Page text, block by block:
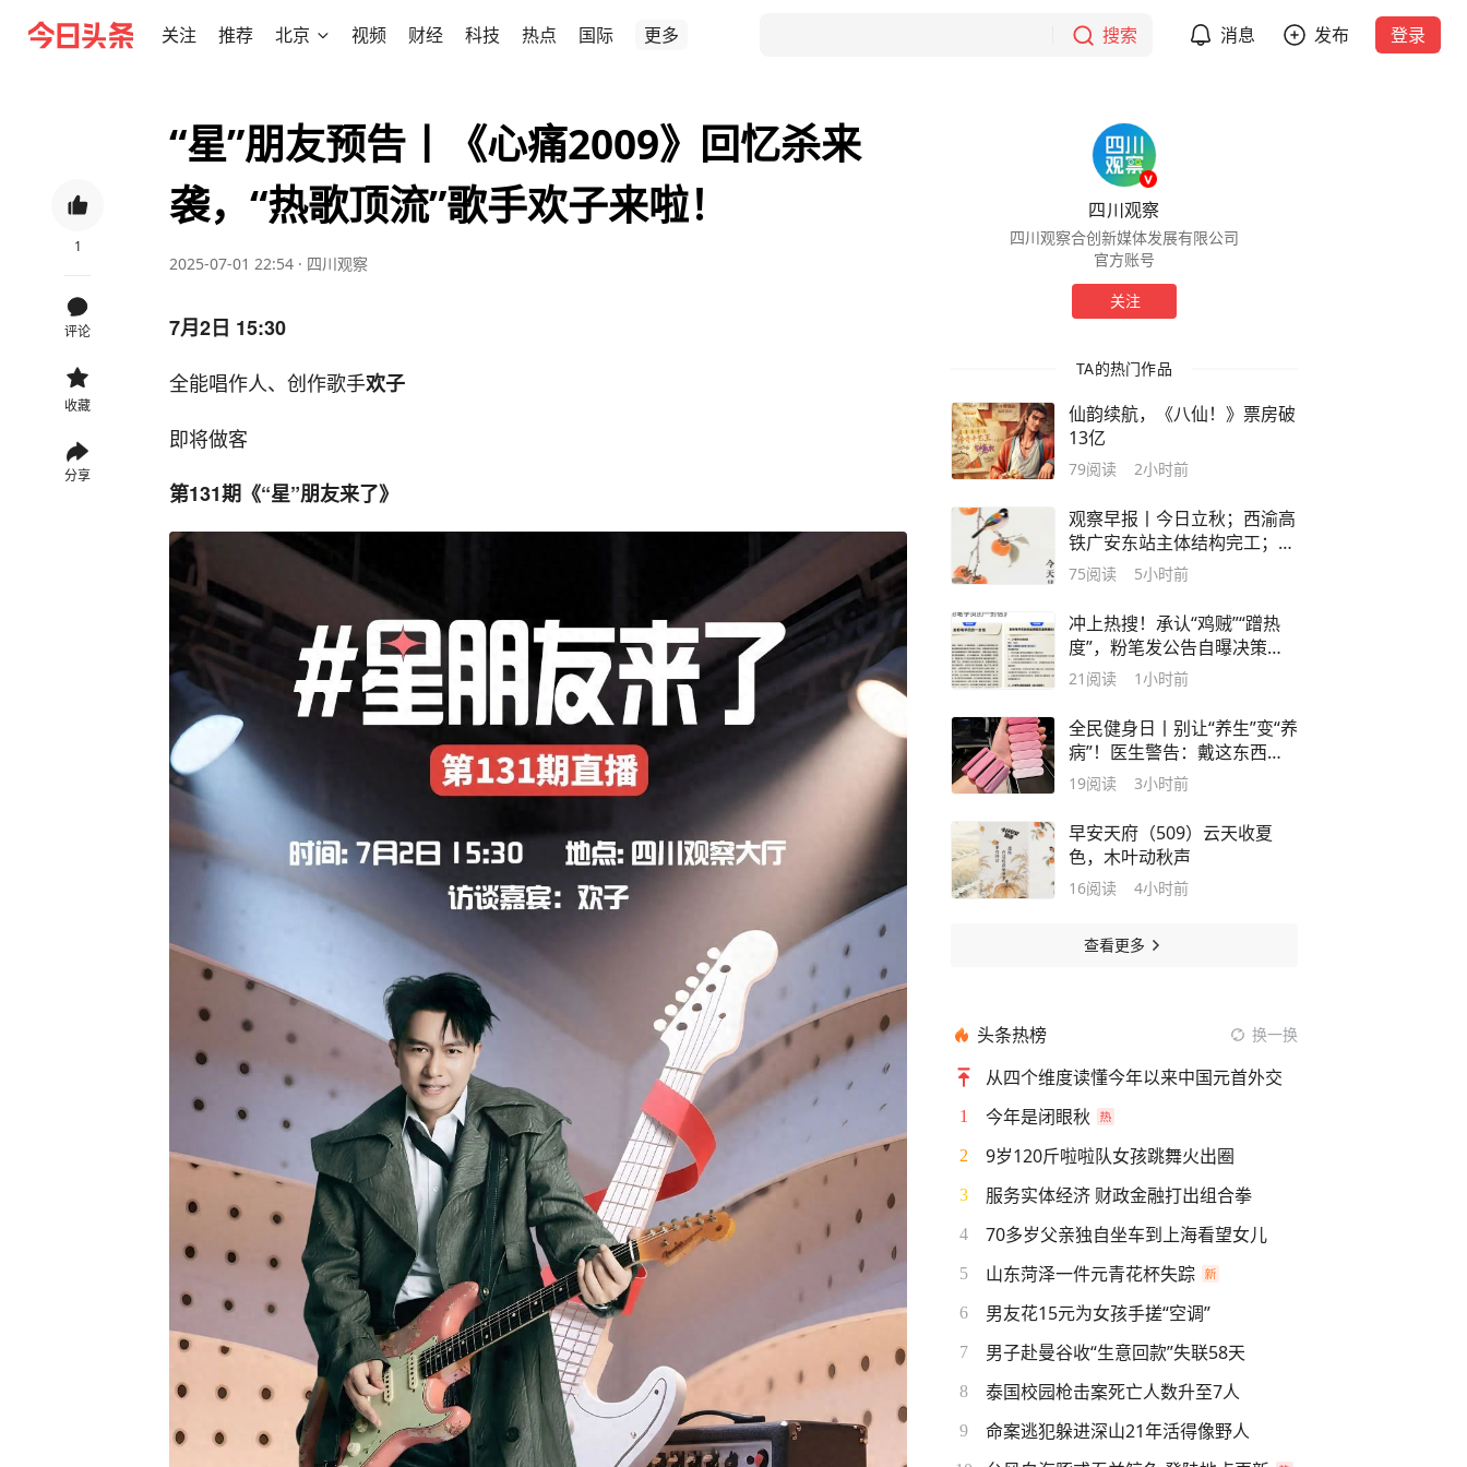
关注 推荐 北京 视频 财经 科技 热点 国际 更多 搜索 消息 发布 登录
1
评论
收藏
分享
“星”朋友预告丨《心痛2009》回忆杀来
袭，“热歌顶流”歌手欢子来啦！
2025-07-01 22:54 · 四川观察
7月2日 15:30
全能唱作人、创作歌手欢子
即将做客
第131期《“星”朋友来了》
四川观察
四川观察合创新媒体发展有限公司
官方账号
关注
TA的热门作品
仙韵续航，《八仙！》票房破
13亿
79阅读 2小时前
观察早报丨今日立秋；西渝高
铁广安东站主体结构完工；特
朗普宣布对多晶硅及其衍生产
75阅读 5小时前
冲上热搜！承认“鸡贼”“蹭热
度”，粉笔发公告自曝决策失
误
21 阅读 1小时前
全民健身日丨别让“养生”变“养
病”！医生警告：戴这东西敲
键盘，小心手腕“过劳死”
19阅读 3小时前
早安天府（509）云天收夏
色，木叶动秋声
16阅读 4小时前
查看更多
头条热榜 换一换
从四个维度读懂今年以来中国元首外交
1 今年是闭眼秋
2 9岁120斤啦啦队女孩跳舞火出圈
3 服务实体经济 财政金融打出组合拳
4 70多岁父亲独自坐车到上海看望女儿
5 山东菏泽一件元青花杯失踪
6 男友花15元为女孩手搓“空调”
7 男子赴曼谷收“生意回款”失联58天
8 泰国校园枪击案死亡人数升至7人
9 命案逃犯躲进深山21年活得像野人